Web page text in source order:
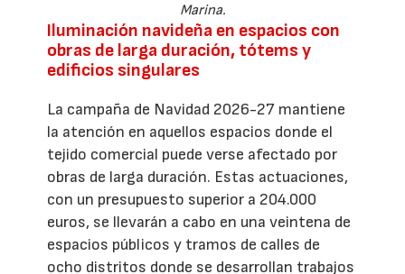
Marina.
Iluminación navideña en espacios con
obras de larga duración, tótems y
edificios singulares
La campaña de Navidad 2026-27 mantiene
la atención en aquellos espacios donde el
tejido comercial puede verse afectado por
obras de larga duración. Estas actuaciones,
con un presupuesto superior a 204.000
euros, se llevarán a cabo en una veintena de
espacios públicos y tramos de calles de
ocho distritos donde se desarrollan trabajos